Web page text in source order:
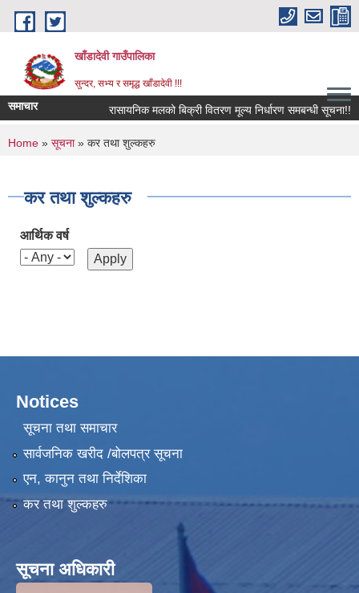
Skip to main content
खाँडादेवी गाउँपालिका
सुन्दर, सभ्य र समृद्ध खाँडादेवी !!!
समाचार रासायनिक मलको बिक्री वितरण मूल्य निर्धारण समबन्धी सूचना!!
You are here
Home » सूचना» कर तथा शुल्कहरु
कर तथा शुल्कहरु
आर्थिक वर्ष
Notices
सूचना तथा समाचार
सार्वजनिक खरीद /बोलपत्र सूचना
एन, कानुन तथा निर्देशिका
कर तथा शुल्कहरु
सूचना अधिकारी